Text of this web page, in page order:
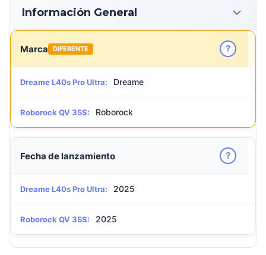
Información General
Marca DIFERENTE ?
Dreame L40s Pro Ultra: Dreame
Roborock QV 35S: Roborock
Fecha de lanzamiento ?
Dreame L40s Pro Ultra: 2025
Roborock QV 35S: 2025